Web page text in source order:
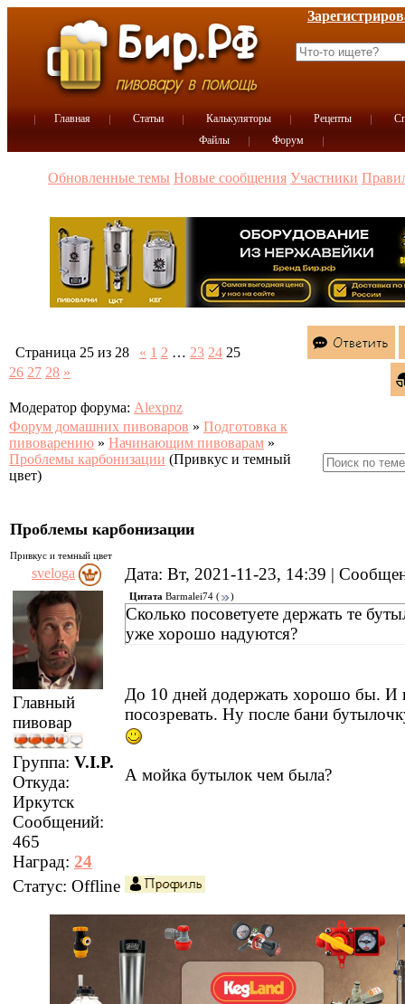
Главная Статьи Калькуляторы Рецепты
Файлы
Форум
Обновленные темы Новые сообщения Участники
Страница 25 из 28 « 1 2 … 23 24 25
26 27 28 »
Модератор форума: Alexpnz
Форум домашних пивоваров » Подготовка к
пивоварению » Начинающим пивоварам »
Проблемы карбонизации (Привкус и темный
цвет)
Проблемы карбонизации
Привкус и темный цвет
sveloga Дата: Вт, 2021-11-23, 14:39 |
Главный
пивовар
Группа: V.I.P.
Откуда:
Иркутск
Сообщений:
465
Наград: 24
Цитата Barmalei74 ( )
Сколько посоветуете держать те
уже хорошо надуются?
До 10 дней додержать хорошо бы. И
посозревать. Ну после бани
А мойка бутылок чем была?
Статус: Offline